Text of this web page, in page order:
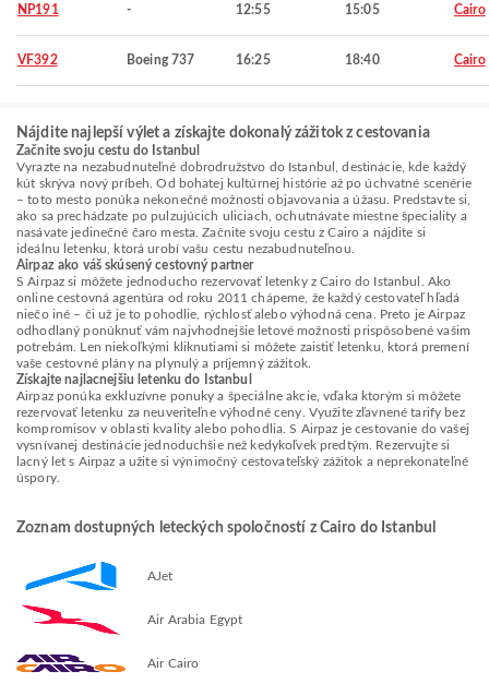
NP191 - 12:55 15:05 Cairo
VF392 Boeing 737 16:25 18:40 Cairo
Nájdite najlepší výlet a získajte dokonalý zážitok z cestovania
Začnite svoju cestu do Istanbul
Vyrazte na nezabudnuteľné dobrodružstvo do Istanbul, destinácie, kde každý
kút skrýva nový príbeh. Od bohatej kultúrnej histórie až po úchvatné scenérie
– toto mesto ponúka nekonečné možnosti objavovania a úžasu. Predstavte si,
ako sa prechádzate po pulzujúcich uliciach, ochutnávate miestne špeciality a
nasávate jedinečné čaro mesta. Začnite svoju cestu z Cairo a nájdite si
ideálnu letenku, ktorá urobí vašu cestu nezabudnuteľnou.
Airpaz ako váš skúsený cestovný partner
S Airpaz si môžete jednoducho rezervovať letenky z Cairo do Istanbul. Ako
online cestovná agentúra od roku 2011 chápeme, že každý cestovateľ hľadá
niečo iné – či už je to pohodlie, rýchlosť alebo výhodná cena. Preto je Airpaz
odhodlaný ponúknuť vám najvhodnejšie letové možnosti prispôsobené vašim
potrebám. Len niekoľkými kliknutiami si môžete zaistiť letenku, ktorá premení
vaše cestovné plány na plynulý a príjemný zážitok.
Získajte najlacnejšiu letenku do Istanbul
Airpaz ponúka exkluzívne ponuky a špeciálne akcie, vďaka ktorým si môžete
rezervovať letenku za neuveriteľne výhodné ceny. Využite zľavnené tarify bez
kompromisov v oblasti kvality alebo pohodlia. S Airpaz je cestovanie do vašej
vysnívanej destinácie jednoduchšie než kedykoľvek predtým. Rezervujte si
lacný let s Airpaz a užite si výnimočný cestovateľský zážitok a neprekonateľné
úspory.
Zoznam dostupných leteckých spoločností z Cairo do Istanbul
AJet
Air Arabia Egypt
Air Cairo